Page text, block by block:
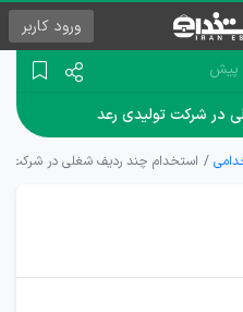
ورود کاربر
در شرکت تولیدی رعد
استخدام چند ردیف شغلی در شرکت